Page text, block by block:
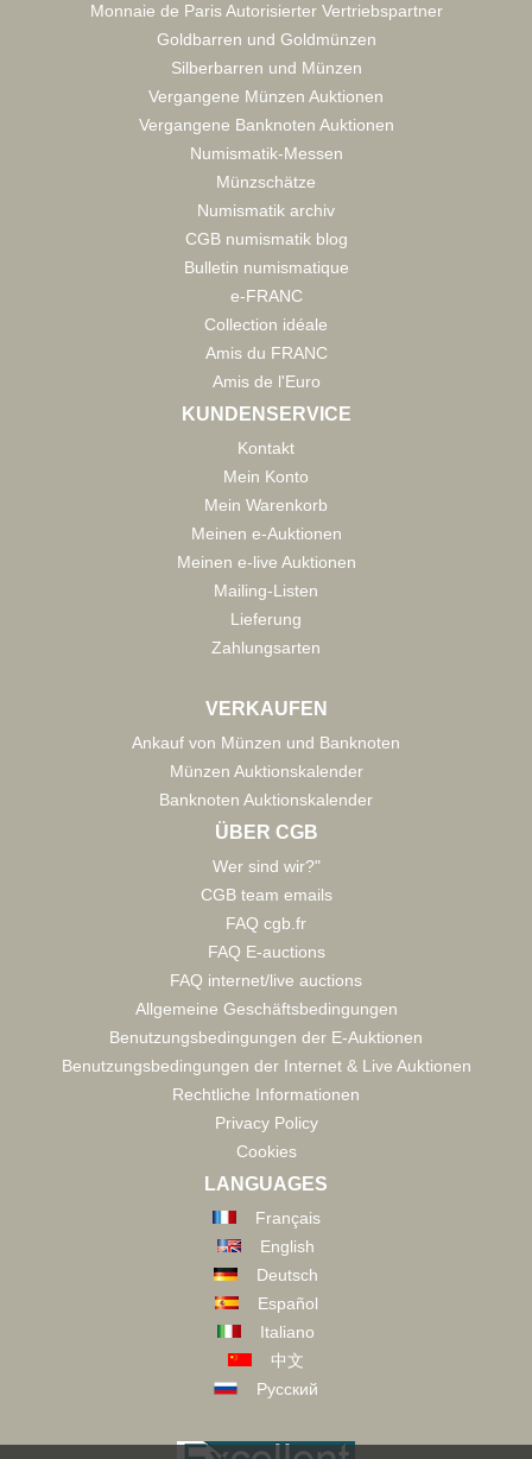
Monnaie de Paris Autorisierter Vertriebspartner
Goldbarren und Goldmünzen
Silberbarren und Münzen
Vergangene Münzen Auktionen
Vergangene Banknoten Auktionen
Numismatik-Messen
Münzschätze
Numismatik archiv
CGB numismatik blog
Bulletin numismatique
e-FRANC
Collection idéale
Amis du FRANC
Amis de l'Euro
KUNDENSERVICE
Kontakt
Mein Konto
Mein Warenkorb
Meinen e-Auktionen
Meinen e-live Auktionen
Mailing-Listen
Lieferung
Zahlungsarten
VERKAUFEN
Ankauf von Münzen und Banknoten
Münzen Auktionskalender
Banknoten Auktionskalender
ÜBER CGB
Wer sind wir?"
CGB team emails
FAQ cgb.fr
FAQ E-auctions
FAQ internet/live auctions
Allgemeine Geschäftsbedingungen
Benutzungsbedingungen der E-Auktionen
Benutzungsbedingungen der Internet & Live Auktionen
Rechtliche Informationen
Privacy Policy
Cookies
LANGUAGES
Français
English
Deutsch
Español
Italiano
中文
Русский